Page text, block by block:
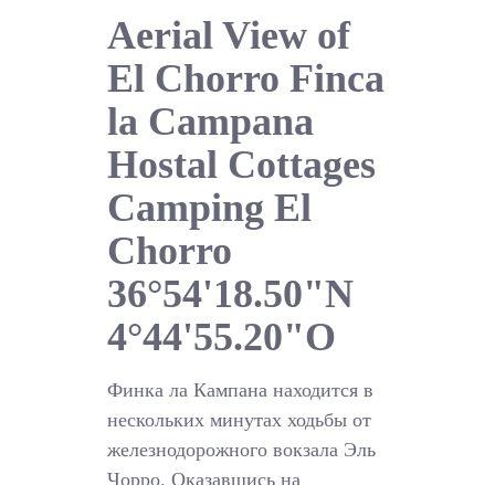
Aerial View of
El Chorro Finca
la Campana
Hostal Cottages
Camping El
Chorro
36°54'18.50"N
4°44'55.20"O
Финка ла Кампана находится в
нескольких минутах ходьбы от
железнодорожного вокзала Эль
Чорро. Оказавшись на